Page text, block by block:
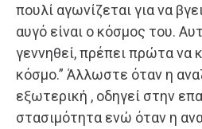
πουλί αγωνίζεται για να
αυγό είναι ο κόσμος του.
γεννηθεί, πρέπει πρώτα να
κόσμο.” Άλλωστε όταν η
εξωτερική , οδηγεί στην
στασιμότητα ενώ όταν η